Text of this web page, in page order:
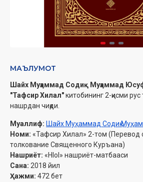
МАЪЛУМОТ
Шайх Муҳаммад Содиқ Муҳаммад
"Тафсир Хилал"китобининг 2-қисми
нашрдан чиқди.
Муаллиф: Шайх Муҳаммад Содиқ
Номи: «Тафсир Хилал» 2-том (Перевод
толкование Священного Куръана)
Нашриёт: «Hlol» нашриёт-матбааси
Сана: 2018 йил
Ҳажми: 472 бет